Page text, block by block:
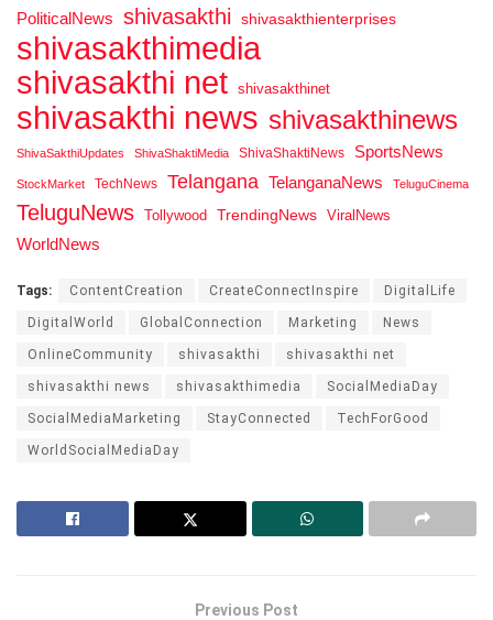
PoliticalNews shivasakthi shivasakthienterprises
shivasakthimedia
shivasakthi net shivasakthinet
shivasakthi news shivasakthinews
ShivaSakthiUpdates ShivaShaktiMedia ShivaShaktiNews SportsNews
StockMarket TechNews Telangana TelanganaNews TeluguCinema
TeluguNews Tollywood TrendingNews ViralNews
WorldNews
Tags: ContentCreation CreateConnectInspire DigitalLife
DigitalWorld GlobalConnection Marketing News
OnlineCommunity shivasakthi shivasakthi net
shivasakthi news shivasakthimedia SocialMediaDay
SocialMediaMarketing StayConnected TechForGood
WorldSocialMediaDay
Previous Post